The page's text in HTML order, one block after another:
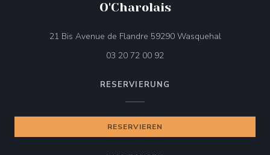
O'Charolais
21 Bis Avenue de Flandre 59290 Wasquehal((öffnet ein
03 20 72 00 92
RESERVIERUNG
RESERVIEREN